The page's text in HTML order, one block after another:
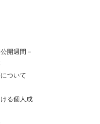
開週間－
ついて
る個人成